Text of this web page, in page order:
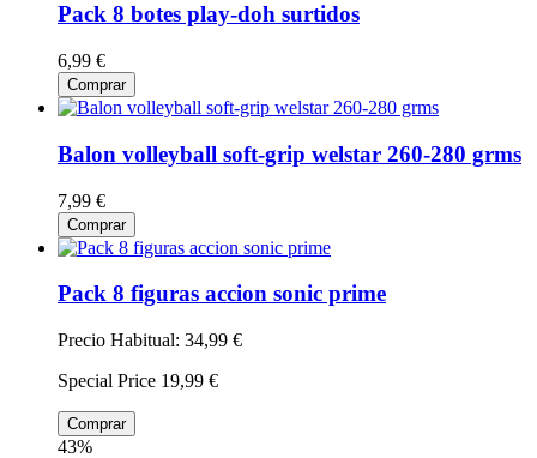
Pack 8 botes play-doh surtidos
6,99 €
Comprar
Balon volleyball soft-grip welstar 260-280 grms
7,99 €
Comprar
Pack 8 figuras accion sonic prime
Precio Habitual: 34,99 €
Special Price 19,99 €
Comprar
43%